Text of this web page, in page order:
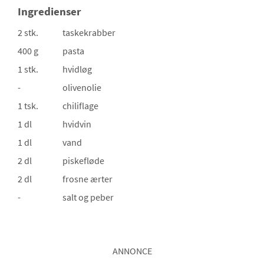
Ingredienser
2 stk.
taskekrabber
400 g
pasta
1 stk.
hvidløg
-
olivenolie
1 tsk.
chiliflage
1 dl
hvidvin
1 dl
vand
2 dl
piskefløde
2 dl
frosne ærter
-
salt og peber
ANNONCE